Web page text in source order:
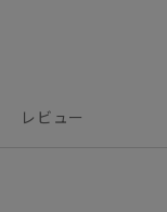
レビュー